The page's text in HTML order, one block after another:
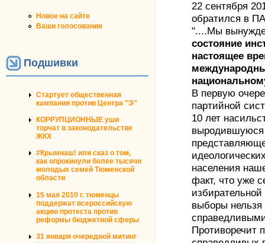
Новое на сайте
Ваши голосования
Подшивки
Стартует общественная
кампания против Центра "Э"
КОРРУПЦИОННЫЕ уши
торчат в законодательстве
ЖКХ
#Крымнаш! или сказ о том,
как опрокинули более тысячи
молодых семей Тюменской
области
15 мая 2010 г. тюменцы
поддержат всероссийскую
акцию протеста против
реформы бюджетной сферы
31 января очередной митинг
22 сентября
обратился в
"....Мы
состояние
настоящее
В первую
партийной
10 лет
выродившуюся
населения
факт, что уже
выборы
Противоречит